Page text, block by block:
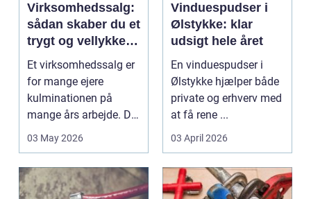
Virksomhedssalg:
sådan skaber du et
trygt og vellykket
salg
Et virksomhedssalg er
for mange ejere
kulminationen på
mange års arbejde. Det
kan være en planlagt
03 May 2026
Vinduespudser i
Ølstykke: klar
udsigt hele året
En vinduespudser i
Ølstykke hjælper både
private og erhverv med
at få rene ...
03 April 2026